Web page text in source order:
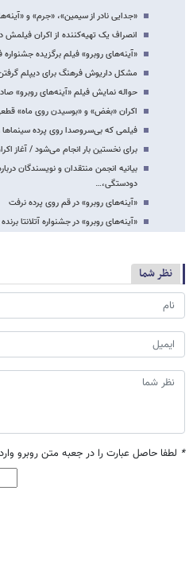
«جدایی نادر از سیمین»، «جرم» و
انصراف یک تهیه‌کننده از اکران فیلمش
«آینه‌های روبرو» فیلم برگزیده جشنواره
مشکل داریوش فرهنگ برای دیپلم
حواله نمایش فیلم «آینه‌های روبرو»
اکران «بغض» و «بوسیدن روی ماه»
فیلمی که بی‌سروصدا روی پرده
برای نخستین بار انجام می‌شود / آغاز
بیانیه انجمن منتقدان و نویسندگان
دودستگی،…
«آینه‌های روبرو» در قم روی پرده نرفت
«آینه‌های روبرو» در جشنواره آتلانتا
نظر شما
* لطفا حاصل عبارت را در جعبه متن روبرو